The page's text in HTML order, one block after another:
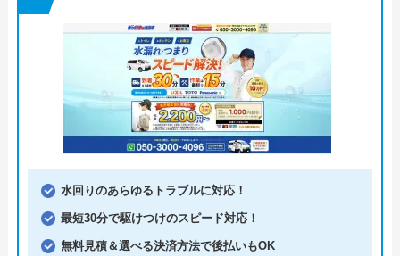
水回りのあらゆるトラブルに対応！
最短30分で駆けつけのスピード対応！
無料見積＆選べる決済方法で後払いもOK